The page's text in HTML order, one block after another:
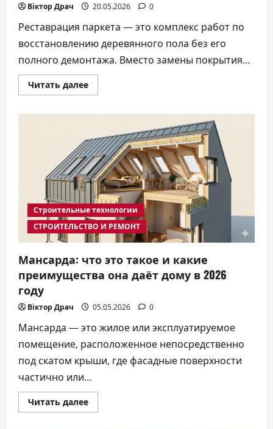
Віктор Драч 20.05.2026 0
Реставрация паркета — это комплекс работ по
восстановлению деревянного пола без его
полного демонтажа. Вместо замены покрытия...
Читать далееПрочитать
больше
вернуть
полу
вид
нового
в
2026
году
Строительные технологии
СТРОИТЕЛЬСТВО И РЕМОНТ
Мансарда: что это такое и какие
преимущества она даёт дому в 2026
году
Віктор Драч 05.05.2026 0
Мансарда — это жилое или эксплуатируемое
помещение, расположенное непосредственно
под скатом крыши, где фасадные поверхности
частично или...
Читать далееПрочитать
больше